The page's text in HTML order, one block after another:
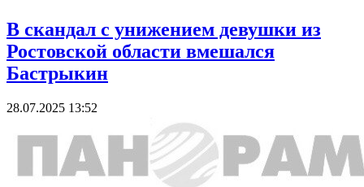
В скандал с унижением девушки из
Ростовской области вмешался
Бастрыкин
28.07.2025 13:52